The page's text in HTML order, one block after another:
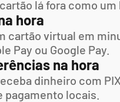
lá fora como um
hora
cartão virtual em
Pay ou Google Pay.
na hora
dinheiro com
pagamento locais.